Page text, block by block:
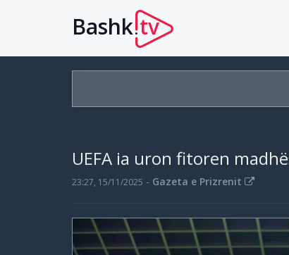
Bashk.tv
UEFA ia uron fitoren
23:27, 15/11/2025 - Gazeta e Prizrenit